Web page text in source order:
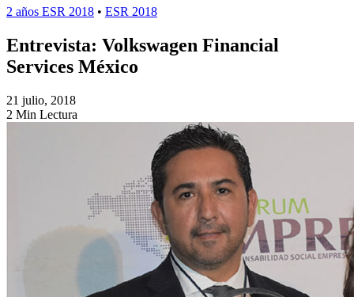
2 años ESR 2018 • ESR 2018
Entrevista: Volkswagen Financial
Services México
21 julio, 2018
2 Min Lectura